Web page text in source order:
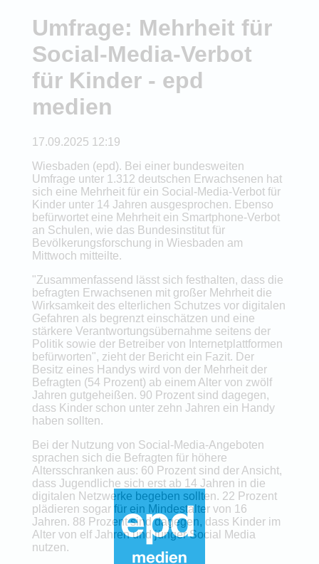
Umfrage: Mehrheit für
Social-Media-Verbot
für Kinder - epd
medien
17.09.2025 12:19
Wiesbaden (epd). Bei einer bundesweiten
Umfrage unter 1.312 deutschen Erwachsenen hat
sich eine Mehrheit für ein Social-Media-Verbot für
Kinder unter 14 Jahren ausgesprochen. Ebenso
befürwortet eine Mehrheit ein Smartphone-Verbot
an Schulen, wie das Bundesinstitut für
Bevölkerungsforschung in Wiesbaden am
Mittwoch mitteilte.
"Zusammenfassend lässt sich festhalten, dass die
befragten Erwachsenen mit großer Mehrheit die
Wirksamkeit des elterlichen Schutzes vor digitalen
Gefahren als begrenzt einschätzen und eine
stärkere Verantwortungsübernahme seitens der
Politik sowie der Betreiber von Internetplattformen
befürworten", zieht der Bericht ein Fazit. Der
Besitz eines Handys wird von der Mehrheit der
Befragten (54 Prozent) ab einem Alter von zwölf
Jahren gutgeheißen. 90 Prozent sind dagegen,
dass Kinder schon unter zehn Jahren ein Handy
haben sollten.
Bei der Nutzung von Social-Media-Angeboten
sprachen sich die Befragten für höhere
Altersschranken aus: 60 Prozent sind der Ansicht,
dass Jugendliche sich erst ab 14 Jahren in die
digitalen Netzwerke begeben sollten. 22 Prozent
plädieren sogar für ein Mindestalter von 16
Jahren. 88 Prozent sind dagegen, dass Kinder im
Alter von elf Jahren und jünger Social Media
nutzen.